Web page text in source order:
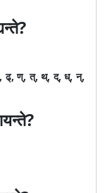
ण्, त्, थ्, द्, ध्, न्,